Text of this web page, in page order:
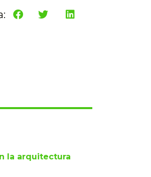
la arquitectura